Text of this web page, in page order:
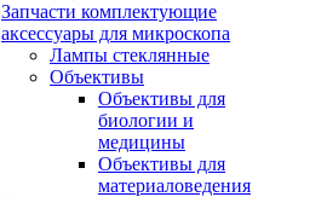
Запчасти комплектующие
аксессуары для микроскопа
Лампы стеклянные
Объективы
Объективы для
биологии и
медицины
Объективы для
материаловедения